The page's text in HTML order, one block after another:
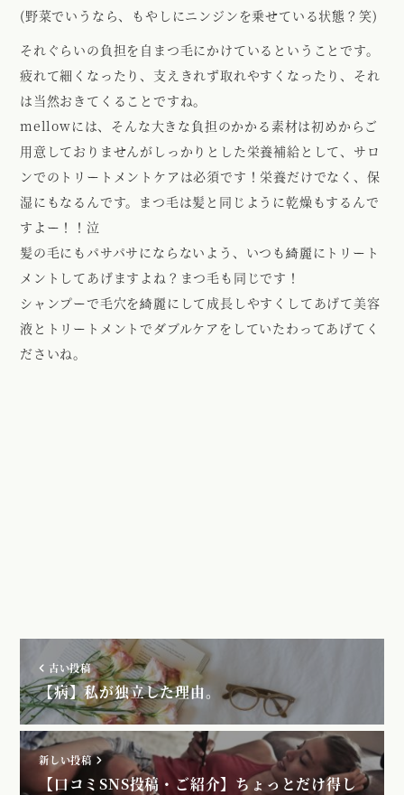
(野菜でいうなら、もやしにニンジンを乗せている状態？笑)
それぐらいの負担を自まつ毛にかけているということです。
疲れて細くなったり、支えきれず取れやすくなったり、それ
は当然おきてくることですね。
mellowには、そんな大きな負担のかかる素材は初めからご
用意しておりませんがしっかりとした栄養補給として、サロ
ンでのトリートメントケアは必須です！栄養だけでなく、保
湿にもなるんです。まつ毛は髪と同じように乾燥もするんで
すよー！！泣
髪の毛にもパサパサにならないよう、いつも綺麗にトリート
メントしてあげますよね？まつ毛も同じです！
シャンプーで毛穴を綺麗にして成長しやすくしてあげて美容
液とトリートメントでダブルケアをしていたわってあげてく
ださいね。
古い投稿
【病】私が独立した理由。
新しい投稿
【口コミSNS投稿・ご紹介】ちょっとだけ得し